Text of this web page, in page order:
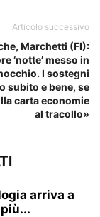
Articolo successivo
Marchetti (FI):
‘notte’ messo in
I sostegni
subito e bene, se
carta economie
al tracollo»
arriva a